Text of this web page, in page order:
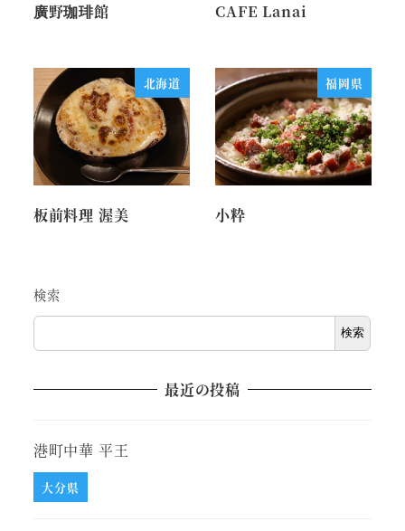
廣野珈琲館 CAFE Lanai
北海道
板前料理 渥美
福岡県
小粋
検索
検索
最近の投稿
港町中華 平王
大分県